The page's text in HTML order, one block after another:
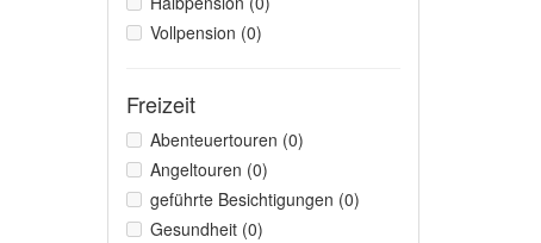
Vollpension (0)
Freizeit
Abenteuertouren (0)
Angeltouren (0)
geführte Besichtigungen (0)
Gesundheit (0)